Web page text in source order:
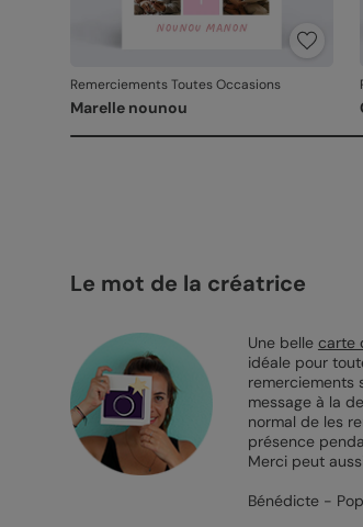
Remerciements Toutes Occasions
Marelle nounou
Le mot de la créatrice
Une belle carte
idéale pour
remerciements
message à la
normal de les
présence
Merci peut
Bénédicte -